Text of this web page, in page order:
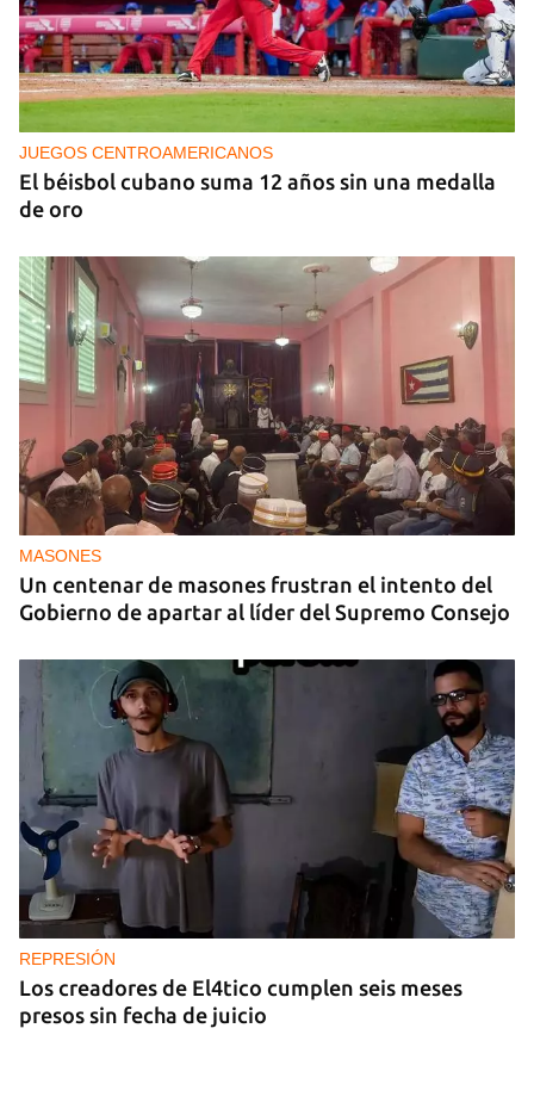
NICARAGUA
EE UU propone a la OEA convocar a los
cancilleres para "tomar medidas" contra las
decisiones de Ortega
JUEGOS CENTROAMERICANOS
El béisbol cubano suma 12 años sin una medalla
de oro
MASONES
Un centenar de masones frustran el intento del
Gobierno de apartar al líder del Supremo Consejo
REPRESIÓN
Los creadores de El4tico cumplen seis meses
presos sin fecha de juicio